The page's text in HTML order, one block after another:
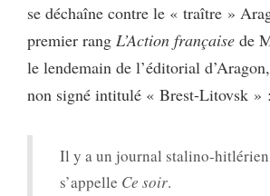
se déchaîne contre le « traître »
premier rang L’Action française de
le lendemain de l’éditorial
non signé intitulé « Brest-Litovsk » :
Il y a un journal stalino-
s’appelle Ce soir.